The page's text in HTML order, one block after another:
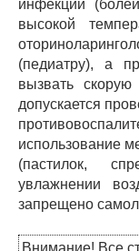
инфекции
высокой
(педиатру), а
вызвать
допускается
использование
(пастилок,
увлажнении
запрещено